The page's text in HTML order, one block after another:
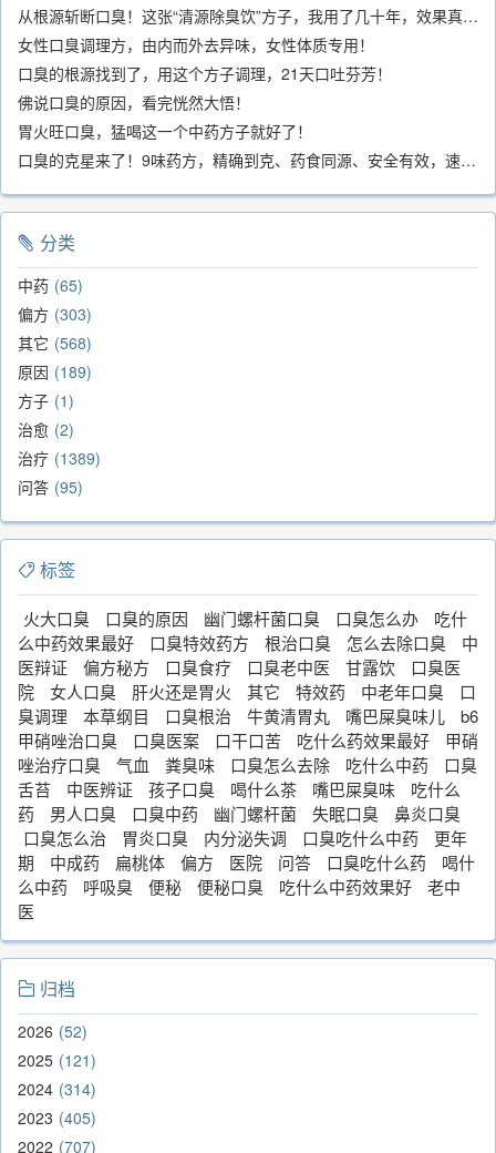
从根源斩断口臭！这张“清源除臭饮”方子，我用了几十年，效果真不错
女性口臭调理方，由内而外去异味，女性体质专用！
口臭的根源找到了，用这个方子调理，21天口吐芬芳！
佛说口臭的原因，看完恍然大悟！
胃火旺口臭，猛喝这一个中药方子就好了！
口臭的克星来了！9味药方，精确到克、药食同源、安全有效，速看！
分类
中药 65
偏方 303
其它 568
原因 189
方子 1
治愈 2
治疗 1389
问答 95
标签
火大口臭 口臭的原因 幽门螺杆菌口臭 口臭怎么办
吃什
么中药效果最好
口臭特效药方 根治口臭 怎么去除口臭
中
医辩证
偏方秘方 口臭食疗 口臭老中医 甘露饮
口臭医
院
女人口臭 肝火还是胃火 其它 特效药 中老年口臭
口
臭调理
本草纲目 口臭根治 牛黄清胃丸 嘴巴屎臭味儿
b6
甲硝唑治口臭
口臭医案 口干口苦 吃什么药效果最好
甲硝
唑治疗口臭
气血 粪臭味 口臭怎么去除 吃什么中药
口臭
舌苔
中医辨证 孩子口臭 喝什么茶 嘴巴屎臭味
吃什么
药
男人口臭 口臭中药 幽门螺杆菌 失眠口臭
鼻炎口臭
口臭怎么治
胃炎口臭 内分泌失调 口臭吃什么中药
更年
期
中成药 扁桃体 偏方 医院 问答 口臭吃什么药
喝什
么中药
呼吸臭 便秘 便秘口臭 吃什么中药效果好
老中
医
归档
2026 52
2025 121
2024 314
2023 405
2022 707